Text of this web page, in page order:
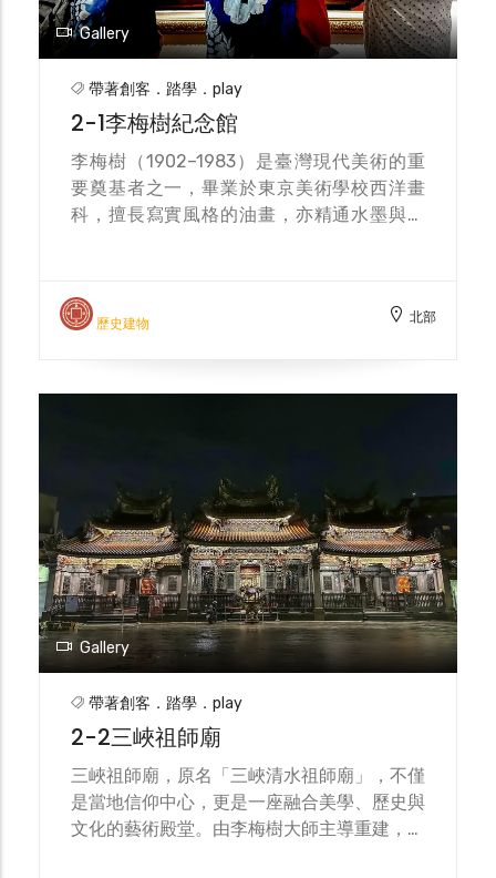
Gallery
帶著創客．踏學．play
2-1李梅樹紀念館
李梅樹（1902–1983）是臺灣現代美術的重
要奠基者之一，畢業於東京美術學校西洋畫
科，擅長寫實風格的油畫，亦精通水墨與素
程，將廟宇打造為融合傳統工藝與現代美學的
東方藝術殿堂。李梅樹的創作歷經外光寫實、
獻，三峽設有「李梅樹紀念館」，館內展示其
師廟導覽，介紹其對美術教育與寺廟藝術的深
遠影響。走進館內，不僅是走進藝術家的生命
歷程，更是感受臺灣美術史與在地文化融合的
最佳起點。
歷史建物 北部
Gallery
帶著創客．踏學．play
2-2三峽祖師廟
三峽祖師廟，原名「三峽清水祖師廟」，不僅
是當地信仰中心，更是一座融合美學、歷史與
文化的藝術殿堂。由李梅樹大師主導重建，他